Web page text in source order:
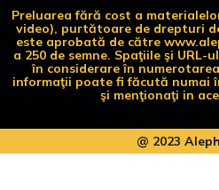
Preluarea fără cost a
video), purtătoare de drepturi
este aprobată de către
a 250 de semne. Spaţiile şi
în considerare în
informaţii poate fi făcută numai
şi menţionaţi in
@ 2023